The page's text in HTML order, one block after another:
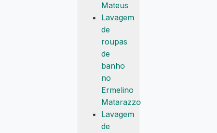
Mateus
Lavagem
de
roupas
de
banho
no
Ermelino
Matarazzo
Lavagem
de